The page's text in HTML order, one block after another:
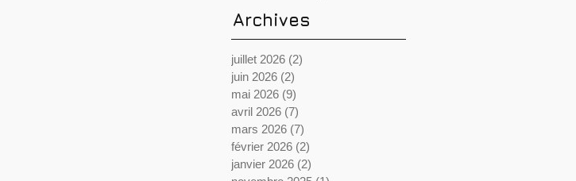
Archives
juillet 2026 (2)
juin 2026 (2)
mai 2026 (9)
avril 2026 (7)
mars 2026 (7)
février 2026 (2)
janvier 2026 (2)